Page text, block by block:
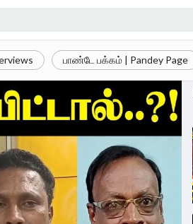
பாண்டே பக்கம் | Pandey Page